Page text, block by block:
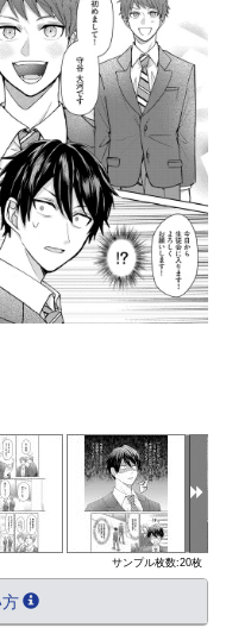
サンプル枚数:20枚